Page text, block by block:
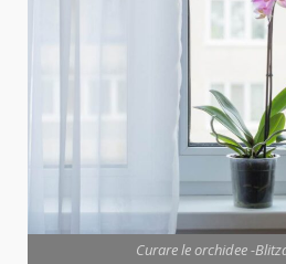
Curare le orchidee -